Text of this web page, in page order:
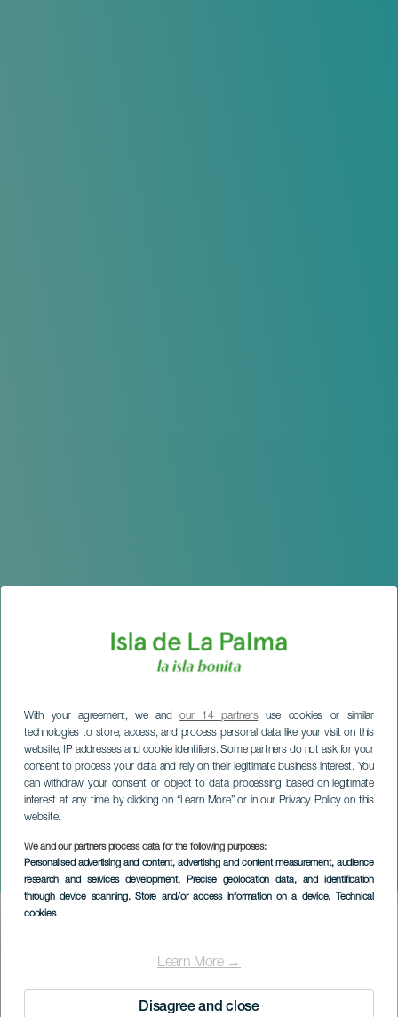
With your agreement, we andour 14 partnersuse cookies or similar
technologies to store, access, and process personal data like your visit on this
website, IP addresses and cookie identifiers. Some partners do not ask for your
consent to process your data and rely on their legitimate business interest. You
can withdraw your consent or object to data processing based on legitimate
interest at any time by clicking on “Learn More” or in our Privacy Policy on this
website.
We and our partners process data for the following purposes:
Personalised advertising and content, advertising and content measurement, audience
research and services development, Precise geolocation data, and identification
through device scanning, Store and/or access information on a device, Technical
cookies
Learn More →
Disagree and close
Methenology feat. Polo
Ortí
Imagen